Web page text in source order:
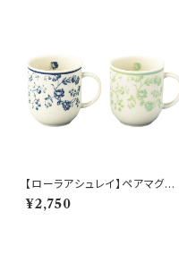
【ローラアシュレイ】ペアマグセッ
ト【LA110】LA110-13
¥2,750